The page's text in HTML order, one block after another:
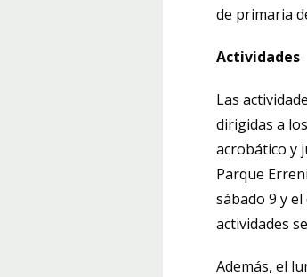
de primaria
Actividades
Las
dirigidas a
acrobático y
Parque
sábado 9 y el
actividades
Además, el